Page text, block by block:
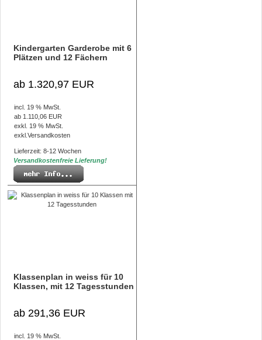
Kindergarten Garderobe mit 6
Plätzen und 12 Fächern
ab 1.320,97 EUR
incl. 19 % MwSt.
ab 1.110,06 EUR
exkl. 19 % MwSt.
exkl. Versandkosten
Lieferzeit: 8-12 Wochen
Versandkostenfreie Lieferung!
Klassenplan in weiss für 10
Klassen, mit 12 Tagesstunden
ab 291,36 EUR
incl. 19 % MwSt.